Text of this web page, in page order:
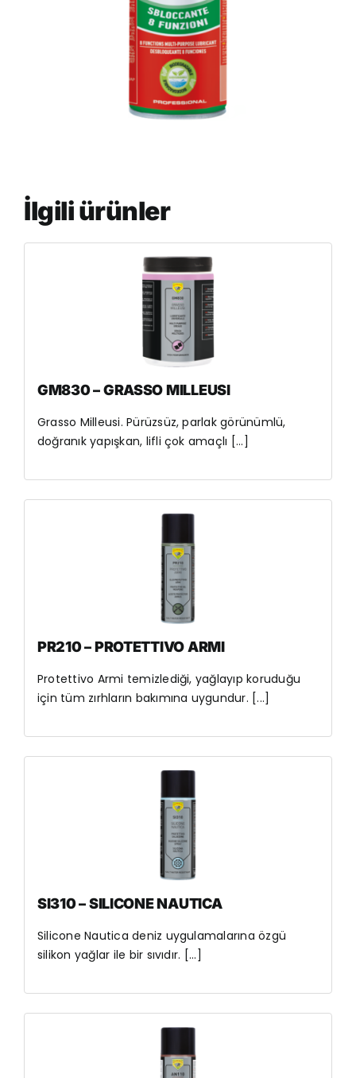
İlgili ürünler
GM830 – GRASSO MILLEUSI
Grasso Milleusi. Pürüzsüz, parlak görünümlü,
doğranık yapışkan, lifli çok amaçlı [...]
PR210 – PROTETTIVO ARMI
Protettivo Armi temizlediği, yağlayıp koruduğu
için tüm zırhların bakımına uygundur. [...]
SI310 – SILICONE NAUTICA
Silicone Nautica deniz uygulamalarına özgü
silikon yağlar ile bir sıvıdır. [...]